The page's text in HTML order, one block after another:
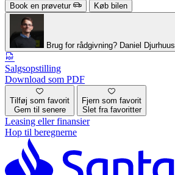
Book en prøvetur Køb bilen
Brug for rådgivning? Daniel Djurhuus
Salgsopstilling
Download som PDF
Tilføj som favorit
Gem til senere
Fjern som favorit
Slet fra favoritter
Leasing eller finansier
Hop til beregnerne